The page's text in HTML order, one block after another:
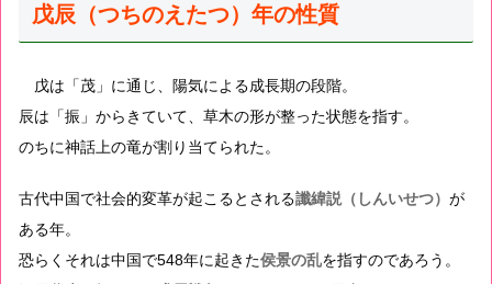
戊辰（つちのえたつ）年の性質
戊は「茂」に通じ、陽気による成長期の段階。
辰は「振」からきていて、草木の形が整った状態を指す。
のちに神話上の竜が割り当てられた。
古代中国で社会的変革が起こるとされる讖緯説（しんいせつ） が
ある年。
恐らくそれは中国で548年に起きた侯景の乱を指すのであろう。